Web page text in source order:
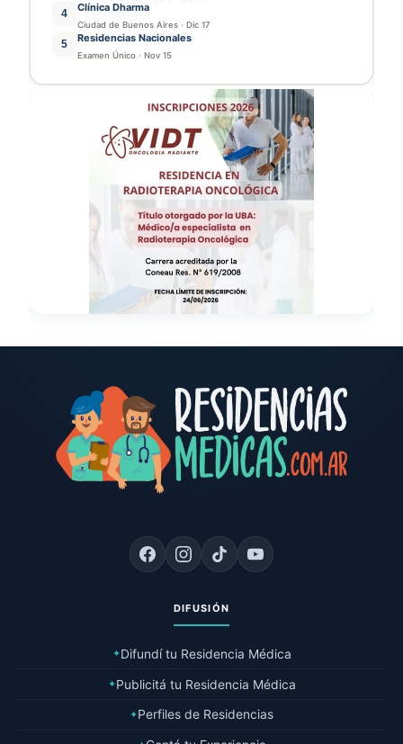
4 Clínica Dharma
Ciudad de Buenos Aires · Dic 17
5 Residencias Nacionales
Examen Único · Nov 15
DIFUSIÓN
✦Difundí tu Residencia Médica
✦Publicitá tu Residencia Médica
✦Perfiles de Residencias